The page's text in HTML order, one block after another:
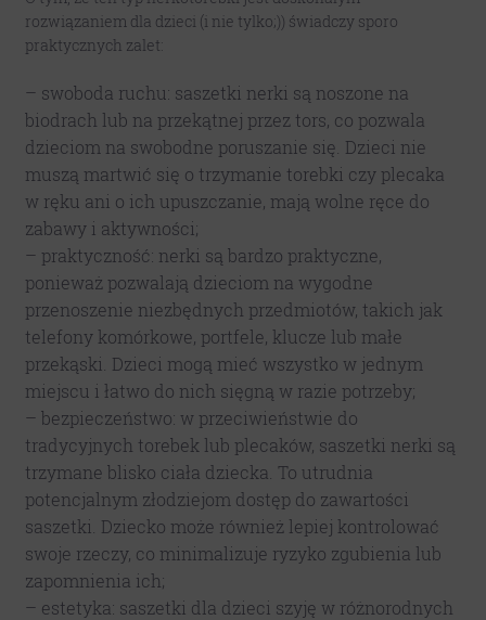
rozwiązaniem dla dzieci (i nie tylko;)) świadczy sporo
praktycznych zalet:
– swoboda ruchu: saszetki nerki są noszone na
biodrach lub na przekątnej przez tors, co pozwala
dzieciom na swobodne poruszanie się. Dzieci nie
muszą martwić się o trzymanie torebki czy plecaka
w ręku ani o ich upuszczanie, mają wolne ręce do
zabawy i aktywności;
– praktyczność: nerki są bardzo praktyczne,
ponieważ pozwalają dzieciom na wygodne
przenoszenie niezbędnych przedmiotów, takich jak
telefony komórkowe, portfele, klucze lub małe
przekąski. Dzieci mogą mieć wszystko w jednym
miejscu i łatwo do nich sięgną w razie potrzeby;
– bezpieczeństwo: w przeciwieństwie do
tradycyjnych torebek lub plecaków, saszetki nerki są
trzymane blisko ciała dziecka. To utrudnia
potencjalnym złodziejom dostęp do zawartości
saszetki. Dziecko może również lepiej kontrolować
swoje rzeczy, co minimalizuje ryzyko zgubienia lub
zapomnienia ich;
– estetyka: saszetki dla dzieci szyję w różnorodnych